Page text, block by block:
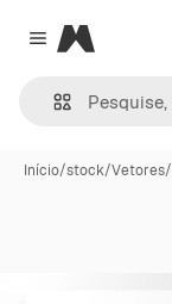
Close menu
Magnific
Início/stock/Vetores/